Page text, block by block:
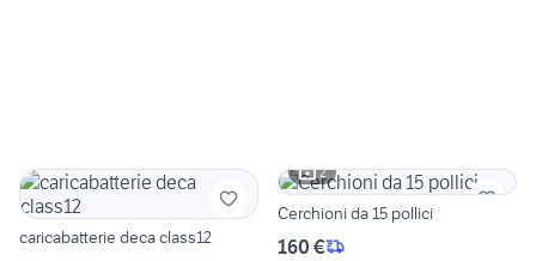
caricabatterie deca class12
2
Cerchioni da 15 pollici
160 €